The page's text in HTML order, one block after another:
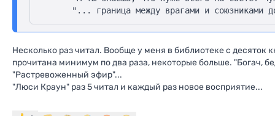
Несколько раз читал. Вообще у меня в библиотеке с десяток
прочитана минимум по два раза, некоторые больше. "Богач,
"Растревоженный эфир"...
"Люси Краун" раз 5 читал и каждый раз новое восприятие...